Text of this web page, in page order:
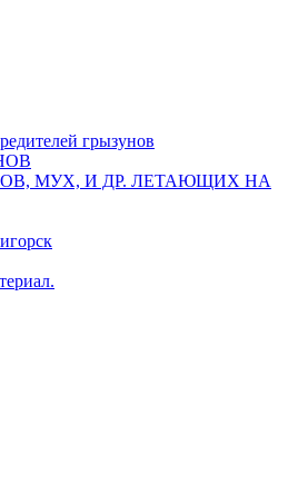
грызунов
МУХ, И ДР. ЛЕТАЮЩИХ НА